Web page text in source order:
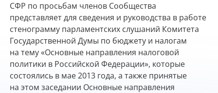
СФР по просьбам членов Сообщества
представляет для сведения и руководства в работе
стенограмму парламентских слушаний Комитета
Государственной Думы по бюджету и налогам
на тему «Основные направления налоговой
политики в Российской Федерации», которые
состоялись в мае 2013 года, а также принятые
на этом заседании Основные направления